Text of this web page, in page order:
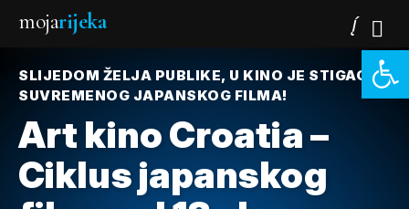
mojarijeka
SLIJEDOM ŽELJA PUBLIKE, U KINO JE STIGAO
SUVREMENOG JAPANSKOG FILMA!
Art kino Croatia –
Ciklus japanskog